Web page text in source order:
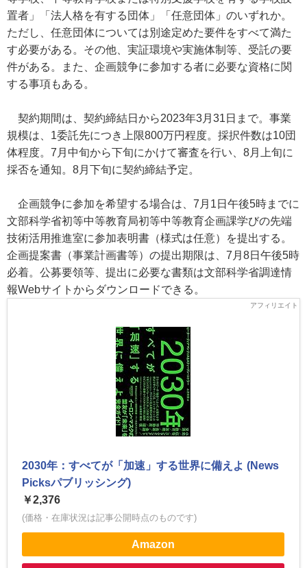
置者」「法人格を有する団体」「任意団体」のいずれか。
ただし、任意団体については別途定めた要件をすべて満た
す必要がある。その他、実証環境や実施体制等、受託の要
件がある。また、企画競争に参加する者に必要な資格に関
する事項もある。
契約期間は、契約締結日から2023年3月31日まで。事業
規模は、1委託先につき上限800万円程度。採択件数は10団
体程度。7月中旬から下旬にかけて審査を行い、8月上旬に
採否を通知。8月下旬に契約締結予定。
企画競争に参加を希望する場合は、7月1日午後5時までに
文部科学省初等中等教育局初等中等教育企画課学びの先端
技術活用推進室に参加表明書（様式は任意）を提出する。
企画提案書（事業計画書等）の提出期限は、7月8日午後5時
必着。公募要領等、提出に必要な書類は文部科学省調達情
報Webサイトからダウンロードできる。
2030年：すべてが「加速」する世界に備えよ (News
Picksパブリッシング)
￥2,376
(価格・在庫状況は記事公開時点のものです)
Amazon